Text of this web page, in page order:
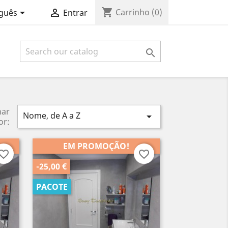
  Entrar shopping_cart Carrinho (0)

Nome, de A a Z 
EM PROMOÇÃO!
-25,00 €
PACOTE
favorite_border